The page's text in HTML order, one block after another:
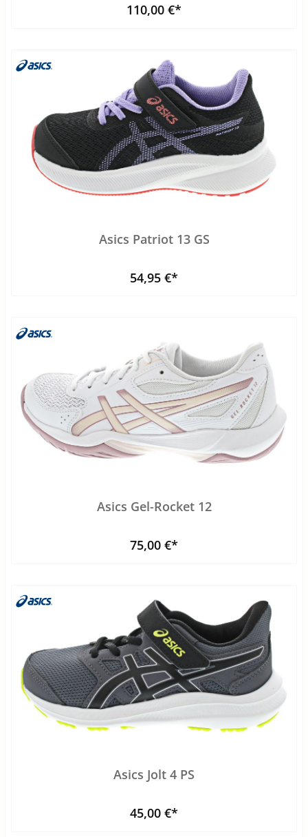
110,00 €*
Asics Patriot 13 GS
54,95 €*
Asics Gel-Rocket 12
75,00 €*
Asics Jolt 4 PS
45,00 €*